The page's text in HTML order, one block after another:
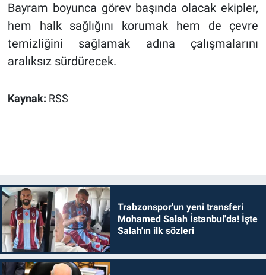
Bayram boyunca görev başında olacak ekipler,
hem halk sağlığını korumak hem de çevre
temizliğini sağlamak adına çalışmalarını
aralıksız sürdürecek.
Kaynak: RSS
Trabzonspor'un yeni transferi
Mohamed Salah İstanbul'da! İşte
Salah'ın ilk sözleri